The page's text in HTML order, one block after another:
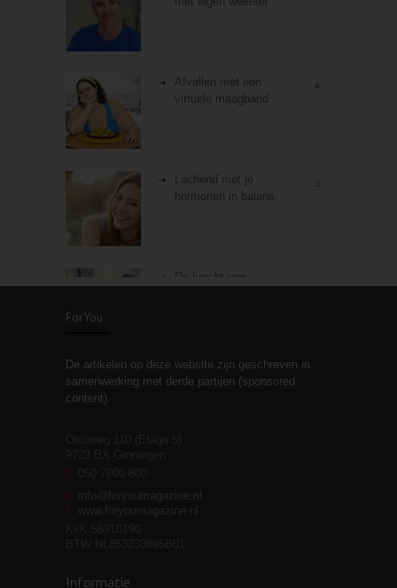
Afvallen met een
virtuele maagband
4
Lachend met je
hormonen in balans
3
De kracht van
Stiefouderschap en
relaties
moeite!
ForYou
De artikelen op deze website zijn geschreven in
samenwerking met derde partijen (sponsored
content).
T
E info@foryoumagazine.nl
www.foryoumagazine.nl
Informatie